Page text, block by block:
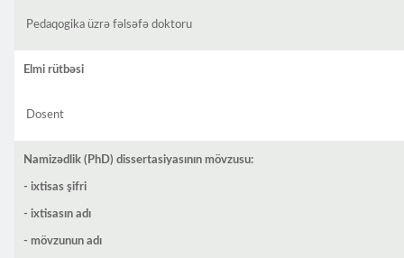
Pedaqogika üzrə fəlsəfə doktoru
Elmi rütbəsi
Dosent
Namizədlik (PhD) dissertasiyasının mövzusu:
- ixtisas şifri
- ixtisasın adı
- mövzunun adı